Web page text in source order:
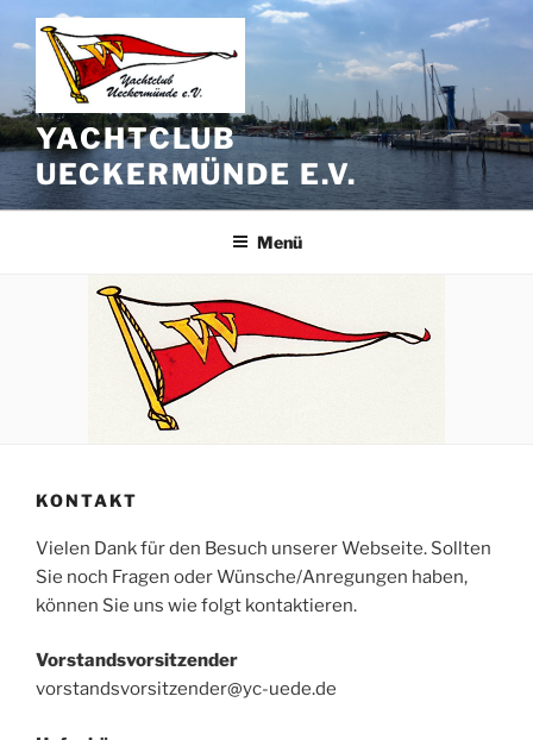
Zum
Inhalt
springen
YACHTCLUB
UECKERMÜNDE E.V.
Menü
KONTAKT
Vielen Dank für den Besuch unserer Webseite. Sollten
Sie noch Fragen oder Wünsche/Anregungen haben,
können Sie uns wie folgt kontaktieren.
Vorstandsvorsitzender
vorstandsvorsitzender@yc-uede.de